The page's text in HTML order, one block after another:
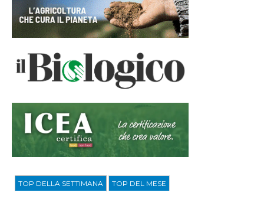
TOP DELLA SETTIMANA TOP DEL MESE